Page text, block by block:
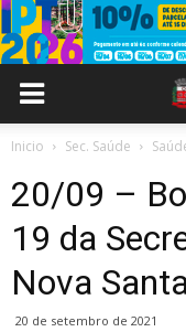
Inicio Sec. Saúde
20/09 –
19 da
Nova
20 de setembro de 2021